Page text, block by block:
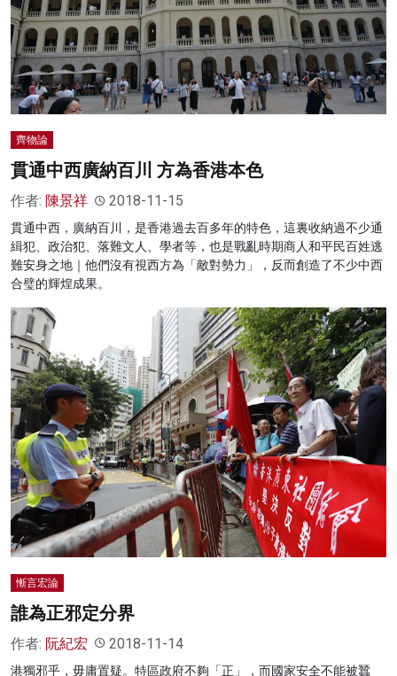
齊物論
貫通中西廣納百川 方為香港本色
作者: 陳景祥 2018-11-15
貫通中西，廣納百川，是香港過去百多年的特色，這裏收納過不少通
緝犯、政治犯、落難文人、學者等，也是戰亂時期商人和平民百姓逃
難安身之地｜他們沒有視西方為「敵對勢力」，反而創造了不少中西
合璧的輝煌成果。
慚言宏論
誰為正邪定分界
作者: 阮紀宏 2018-11-14
港獨邪乎，毋庸置疑。特區政府不夠「正」，而國家安全不能被蠶